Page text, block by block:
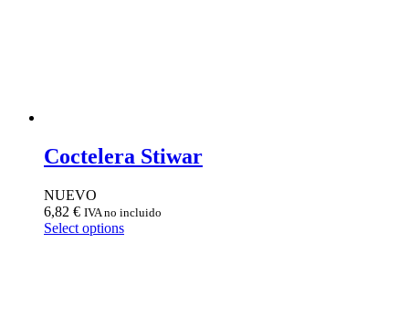
Coctelera Stiwar
NUEVO
6,82 € IVA no incluido
Select options